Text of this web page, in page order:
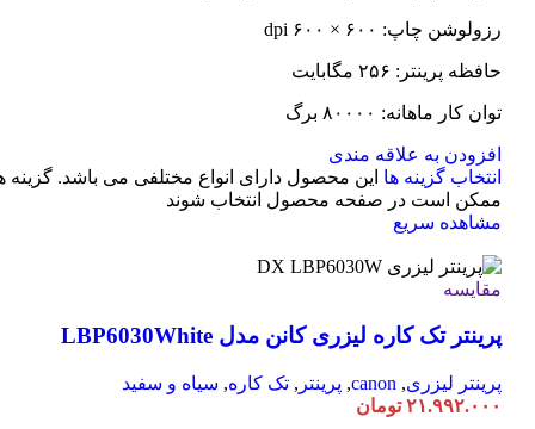
رزولوشن چاپ: ۶۰۰ × ۶۰۰ dpi
حافظه پرینتر: ۲۵۶ مگابایت
توان کار ماهانه: ۸۰۰۰۰ برگ
افزودن به علاقه مندی
انتخاب گزینه ها این محصول دارای انواع مختلفی می باشد. گزینه
ممکن است در صفحه محصول انتخاب شوند
مشاهده سریع
مقایسه
پرینتر تک کاره لیزری کانن مدل LBP6030White
پرینتر لیزری,
canon
, پرینتر , تک کاره, سیاه و سفید
۲۱.۹۹۲.۰۰۰ تومان